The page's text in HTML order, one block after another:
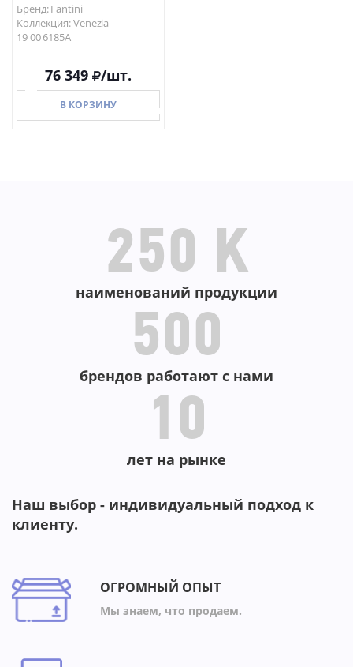
Бренд: Fantini
Коллекция: Venezia
19 00 6185A
76 349 /шт.
В КОРЗИНУ
250 K
наименований продукции
500
брендов работают с нами
10
лет на рынке
Наш выбор - индивидуальный подход к
клиенту.
ОГРОМНЫЙ ОПЫТ
Мы знаем, что продаем.